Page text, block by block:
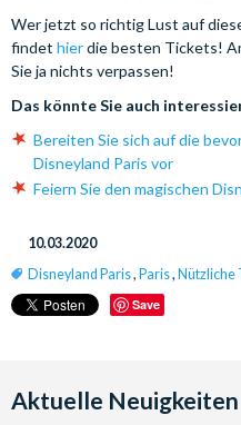
Wer jetzt so richtig Lust auf
findet hierdie besten Tickets!
Sie ja nichts verpassen!
Das könnte Sie auch
Bereiten Sie sich auf die
Disneyland Paris vor
Feiern Sie den magischen
10.03.2020
Disneyland Paris, Paris, Nützliche
Save
Aktuelle Neuigkeiten